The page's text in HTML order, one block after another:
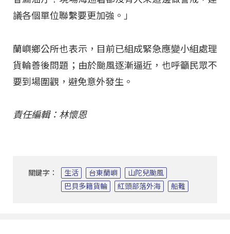
議各個單位聯繫要更加強。」
蘭嶼鄉公所也表示，目前已組成緊急應變小組處理
貨輪善後問題；由於颱風逐漸逼近，也呼籲民眾不
要到場圍觀，避免意外發生。
責任編輯：林懷恩
關鍵字： 生活 台東蘭嶼
山陀兒颱風
巴貝多籍貨輪
紅頭部落外海 船難